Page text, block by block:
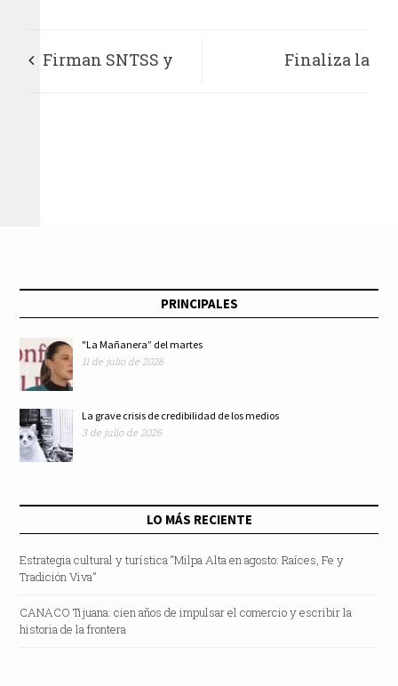
Firman SNTSS y Finaliza la
PRINCIPALES
"La Mañanera” del martes
11 de julio de 2026
La grave crisis de credibilidad de los medios
3 de julio de 2026
LO MÁS RECIENTE
Estrategia cultural y turística “Milpa Alta en agosto: Raíces, Fe y
Tradición Viva”
CANACO Tijuana: cien años de impulsar el comercio y escribir la
historia de la frontera